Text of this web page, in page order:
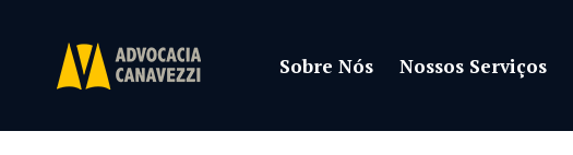
Sobre Nós Nossos Serviços